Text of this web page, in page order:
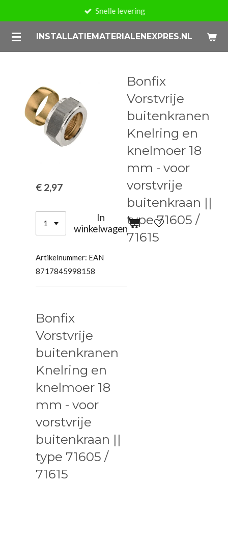
naar
de
INSTALLATIEMATERIALENEXPRES.NL
Snelle levering
Bonfix
Vorstvrije
buitenkranen
Knelring en
knelmoer 18
mm - voor
vorstvrije
buitenkraan ||
type 71605 /
71615
€ 2,97
In
winkelwagen
Artikelnummer: EAN
8717845998158
Bonfix
Vorstvrije
buitenkranen
Knelring en
knelmoer 18
mm - voor
vorstvrije
buitenkraan ||
type 71605 /
71615